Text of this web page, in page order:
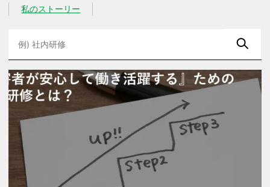
カテゴリー
私のストーリー